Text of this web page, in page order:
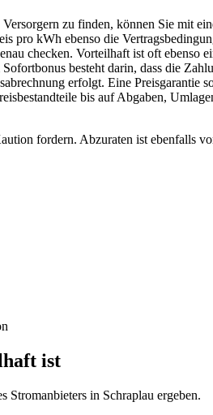
zu finden, können Sie mit
pro kWh ebenso die
checken. Vorteilhaft ist oft ebenso
besteht darin, dass die
erfolgt. Eine Preisgarantie
bis auf Abgaben,
fordern. Abzuraten ist ebenfalls
ist
Stromanbieters in Schraplau ergeben.